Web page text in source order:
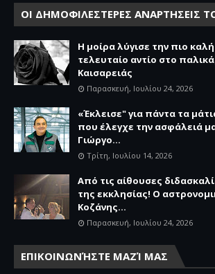
ΟΙ ΔΗΜΟΦΙΛΕΣΤΕΡΕΣ ΑΝΑΡΤΗΣΕΙΣ
Η μοίρα λύγισε την πιο
τελευταίο αντίο στο
Καισαρειάς
Παρασκευή, Ιουλίου 24, 2026
«Έκλεισε" για πάντα τα
που έλεγχε την ασφάλειά
Γιώργο...
Τρίτη, Ιουλίου 14, 2026
Από τις αίθουσες
της εκκλησίας! Ο
Κοζάνης...
Παρασκευή, Ιουλίου 24, 2026
ΕΠΙΚΟΙΝΩΝΉΣΤΕ ΜΑΖΊ ΜΑΣ